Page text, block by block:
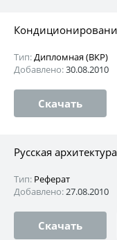
Тип:Дипломная (ВКР)
Добавлено:30.08.2010
Скачать
Русская
Тип: Реферат
Добавлено:27.08.2010
Скачать